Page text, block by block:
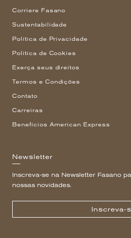
Corriere Fasano
Sustentabilidade
Política de Privacidade
Política de Cookies
Exerça seus direitos
Termos e Condições
Contato
Carreiras
Benefícios American Express
Newsletter
Inscreva-se na Newsletter Fasano
nossas novidades.
Inscreva-